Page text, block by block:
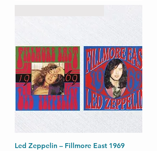
Led Zeppelin – Fillmore East 1969